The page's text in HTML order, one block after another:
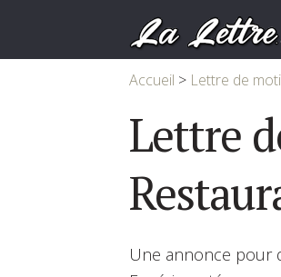
Accueil > Lettre de
Lettre
Une annonce pour